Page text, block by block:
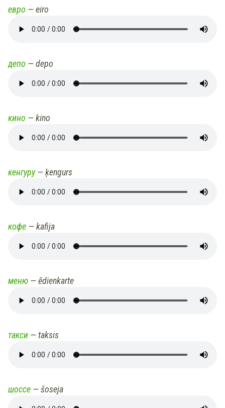
евро — eiro
депо — depo
кино — kino
кенгуру— ķengurs
кофе — kafija
меню — ēdienkarte
такси — taksis
шоссе — šoseja